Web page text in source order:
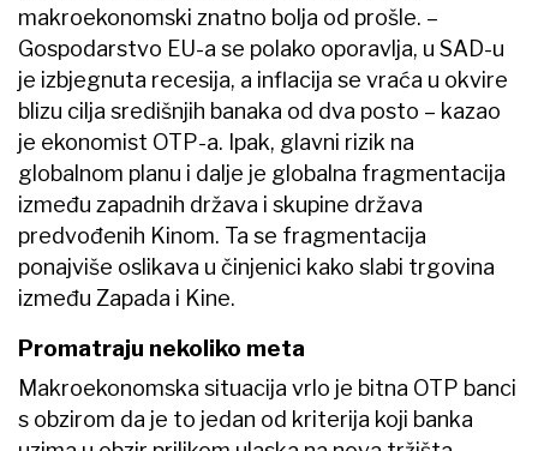
makroekonomski znatno bolja od prošle. –
Gospodarstvo EU-a se polako oporavlja, u SAD-u
je izbjegnuta recesija, a inflacija se vraća u okvire
blizu cilja središnjih banaka od dva posto – kazao
je ekonomist OTP-a. Ipak, glavni rizik na
globalnom planu i dalje je globalna fragmentacija
između zapadnih država i skupine država
predvođenih Kinom. Ta se fragmentacija
ponajviše oslikava u činjenici kako slabi trgovina
između Zapada i Kine.
Promatraju nekoliko meta
Makroekonomska situacija vrlo je bitna OTP banci
s obzirom da je to jedan od kriterija koji banka